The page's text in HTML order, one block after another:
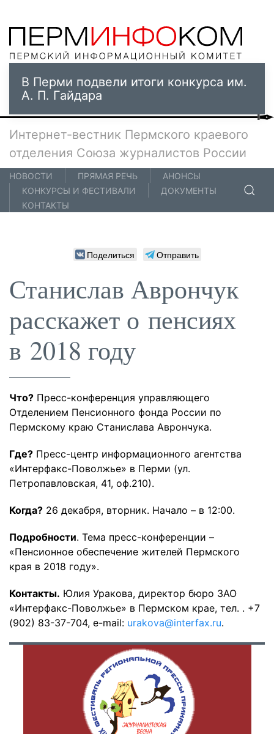
В Перми подвели итоги конкурса им.
А. П. Гайдара
Интернет-вестник Пермского краевого
отделения Союза журналистов России
НОВОСТИ ПРЯМАЯ РЕЧЬ
АНОНСЫ
КОНКУРСЫ И ФЕСТИВАЛИ
ДОКУМЕНТЫ
КОНТАКТЫ
Поделиться Отправить
Станислав Аврончук
расскажет о пенсиях
в 2018 году
Что? Пресс-конференция управляющего
Отделением Пенсионного фонда России по
Пермскому краю Станислава Аврончука.
Где? Пресс-центр информационного агентства
«Интерфакс-Поволжье» в Перми (ул.
Петропавловская, 41, оф.210).
Когда? 26 декабря, вторник. Начало – в 12:00.
Подробности. Тема пресс-конференции –
«Пенсионное обеспечение жителей Пермского
края в 2018 году».
Контакты. Юлия Уракова, директор бюро ЗАО
«Интерфакс-Поволжье» в Пермском крае, тел. . +7
(902) 83-37-704, e-mail: urakova@interfax.ru.